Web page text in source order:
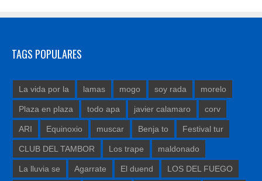
TAGS POPULARES
La vida por la lamas mogo soy rada morelo
Plaza en plaza todo apa javier calamaro corv
ARI Equinoxio muscar Benja to Festival tur
CLUB DEL TAMBOR Los trape maldonado
La lluvia se Agarrate El duend LOS DEL FUEGO